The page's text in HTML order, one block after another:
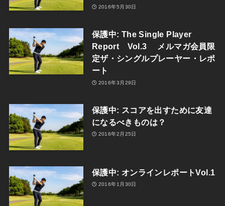
2016年5月30日
保護中: The Single Player
Report Vol.3 メルマガ会員限
定ザ・シングルプレーヤー・レポ
ート
2016年3月29日
保護中: スコアを出すために友達
になるべきものは？
2016年2月25日
保護中: オンラインレポートVol.1
2016年1月30日